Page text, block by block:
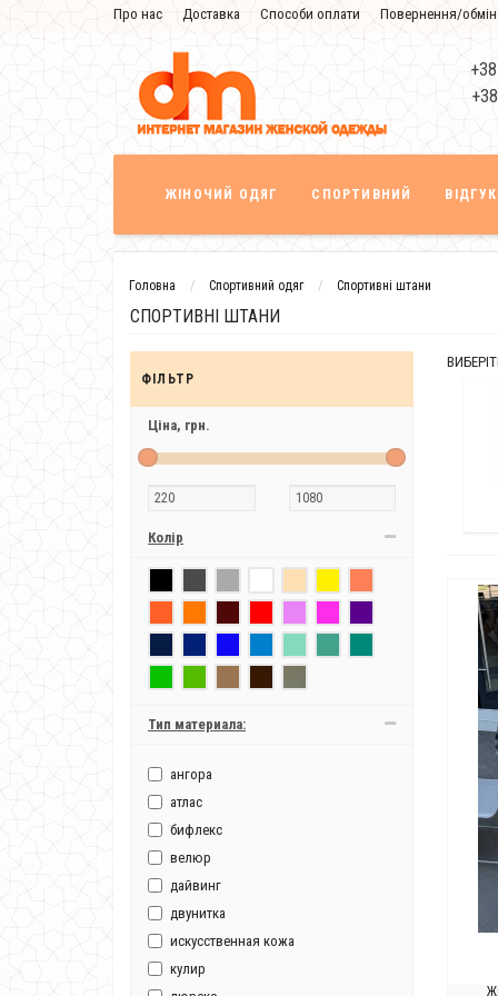
Про нас Доставка Способи оплати
Повернення/обмін
Знижка
ЖІНОЧИЙ ОДЯГ СПОРТИВНИЙ
Головна Спортивний одяг Спортивні штани
СПОРТИВНІ ШТАНИ
ФІЛЬТР
Ціна, грн.
Колір
Тип материала:
ангора
атлас
бифлекс
велюр
дайвинг
двунитка
искусственная кожа
кулир